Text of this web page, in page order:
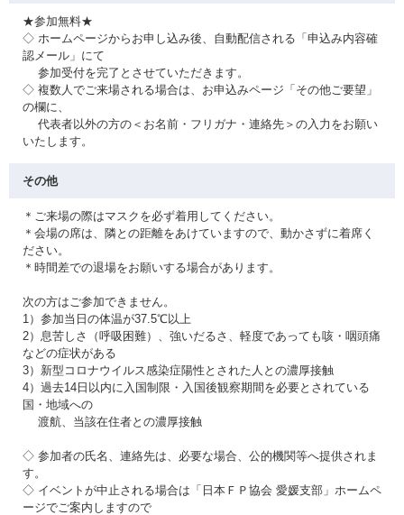
★参加無料★
◇ ホームページからお申し込み後、自動配信される「申込み内容確
認メール」にて
参加受付を完了とさせていただきます。
◇ 複数人でご来場される場合は、お申込みページ「その他ご要望」
の欄に、
代表者以外の方の＜お名前・フリガナ・連絡先＞の入力をお願い
いたします。
その他
＊ご来場の際はマスクを必ず着用してください。
＊会場の席は、隣との距離をあけていますので、動かさずに着席く
ださい。
＊時間差での退場をお願いする場合があります。
次の方はご参加できません。
1）参加当日の体温が37.5℃以上
2）息苦しさ（呼吸困難）、強いだるさ、軽度であっても咳・咽頭痛
などの症状がある
3）新型コロナウイルス感染症陽性とされた人との濃厚接触
4）過去14日以内に入国制限・入国後観察期間を必要とされている
国・地域への
渡航、当該在住者との濃厚接触
◇ 参加者の氏名、連絡先は、必要な場合、公的機関等へ提供されま
す。
◇ イベントが中止される場合は「日本ＦＰ協会 愛媛支部」ホームペ
ージでご案内しますので